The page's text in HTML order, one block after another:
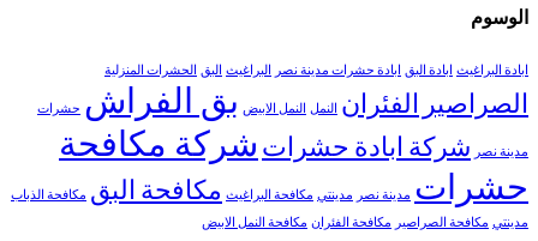
الوسوم
ابادة البراغيث ابادة البق ابادة حشرات مدينة نصر البراغيث البق الحشرات المنزلية
الصراصير الفئران النمل النمل الابيض بق الفراش حشرات
مدينة نصر شركة ابادة حشرات شركة مكافحة
حشرات مدينة نصر مدينتي مكافحة البراغيث مكافحة البق مكافحة الذباب
مدينتي مكافحة الصراصير مكافحة الفئران مكافحة النمل الابيض